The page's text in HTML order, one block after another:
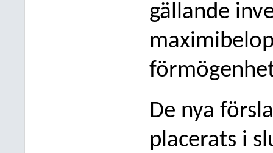
gällande
De nya försl
placerats i